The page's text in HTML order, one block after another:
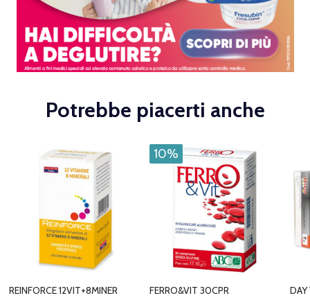
Potrebbe piacerti anche
REINFORCE 12VIT+8MINER
10%
FERRO&VIT 30CPR